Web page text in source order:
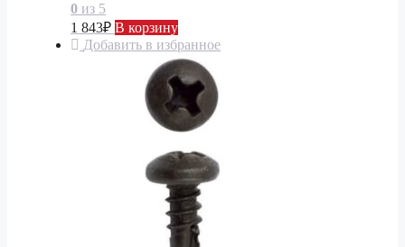
0 из 5
1 843₽ В корзину
Добавить в избранное